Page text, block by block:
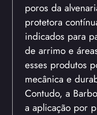
poros da
protetora
indicados para
de arrimo e
esses produtos
mecânica e
Contudo, a
a aplicação por